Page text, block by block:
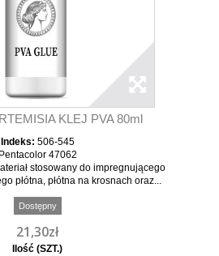
KLEJ PVA 80ml
Indeks: 506-545
Pentacolor 47062
stosowany do impregnującego
płótna, płótna na krosnach oraz...
Dostępny
21,30zł
Ilość (SZT.)